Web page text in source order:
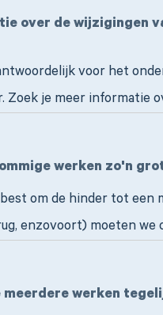
over de wijzigingen
voor het
Zoek je meer informatie
werken zo'n
om de hinder tot een
enzovoort) moeten
meerdere werken